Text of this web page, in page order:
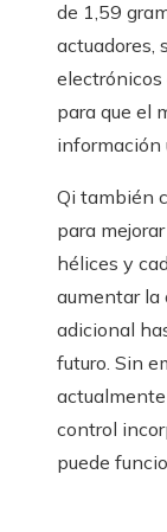
de 1,59
actuadores,
electrónicos
para que el
información
Qi también
para
hélices y
aumentar la
adicional
futuro. Sin
control
puede